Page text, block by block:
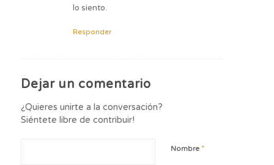
lo siento.
Responder
Dejar un comentario
¿Quieres unirte a la conversación?
Siéntete libre de contribuir!
Nombre *